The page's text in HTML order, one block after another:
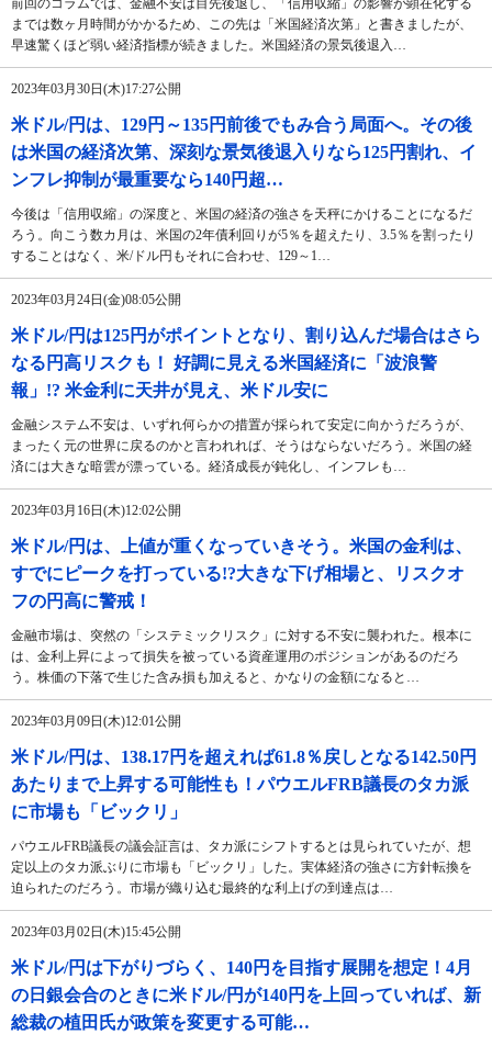
前回のコラムでは、金融不安は目先後退し、「信用収縮」の影響が顕在化する
までは数ヶ月時間がかかるため、この先は「米国経済次第」と書きましたが、
早速驚くほど弱い経済指標が続きました。米国経済の景気後退入…
2023年03月30日(木)17:27公開
米ドル/円は、129円～135円前後でもみ合う局面へ。その後
は米国の経済次第、深刻な景気後退入りなら125円割れ、イ
ンフレ抑制が最重要なら140円超…
今後は「信用収縮」の深度と、米国の経済の強さを天秤にかけることになるだ
ろう。向こう数カ月は、米国の2年債利回りが5％を超えたり、3.5％を割ったり
することはなく、米/ドル円もそれに合わせ、129～1…
2023年03月24日(金)08:05公開
米ドル/円は125円がポイントとなり、割り込んだ場合はさら
なる円高リスクも！ 好調に見える米国経済に「波浪警
報」!? 米金利に天井が見え、米ドル安に
金融システム不安は、いずれ何らかの措置が採られて安定に向かうだろうが、
まったく元の世界に戻るのかと言われれば、そうはならないだろう。米国の経
済には大きな暗雲が漂っている。経済成長が鈍化し、インフレも…
2023年03月16日(木)12:02公開
米ドル/円は、上値が重くなっていきそう。米国の金利は、
すでにピークを打っている!?大きな下げ相場と、リスクオ
フの円高に警戒！
金融市場は、突然の「システミックリスク」に対する不安に襲われた。根本に
は、金利上昇によって損失を被っている資産運用のポジションがあるのだろ
う。株価の下落で生じた含み損も加えると、かなりの金額になると…
2023年03月09日(木)12:01公開
米ドル/円は、138.17円を超えれば61.8％戻しとなる142.50円
あたりまで上昇する可能性も！パウエルFRB議長のタカ派
に市場も「ビックリ」
パウエルFRB議長の議会証言は、タカ派にシフトするとは見られていたが、想
定以上のタカ派ぶりに市場も「ビックリ」した。実体経済の強さに方針転換を
迫られたのだろう。市場が織り込む最終的な利上げの到達点は…
2023年03月02日(木)15:45公開
米ドル/円は下がりづらく、140円を目指す展開を想定！4月
の日銀会合のときに米ドル/円が140円を上回っていれば、新
総裁の植田氏が政策を変更する可能…